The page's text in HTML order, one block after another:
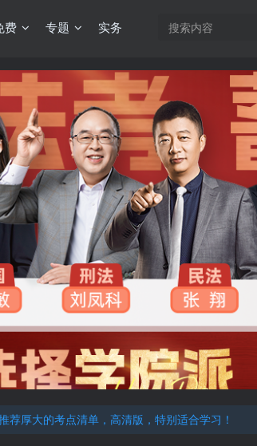
费 专题 实务
荐厚大的考点清单，高清版，特别适合学习！
请手机注册用户及时添加客服微信（微信号：
厚大的考点清单，高清版，特别适合学习！